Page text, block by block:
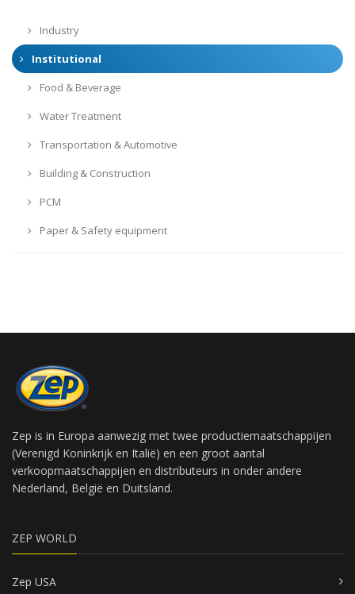
Industry
Institutional
Food & Beverage
Water Treatment
Transportation & Automotive
Building & Construction
PCM
Paper & Safety equipment
Zep is in Europa aanwezig met twee productiemaatschappijen
(Verenigd Koninkrijk en Italië) en een groot aantal
verkoopmaatschappijen en distributeurs in onder andere
Nederland, België en Duitsland.
ZEP WORLD
Zep USA